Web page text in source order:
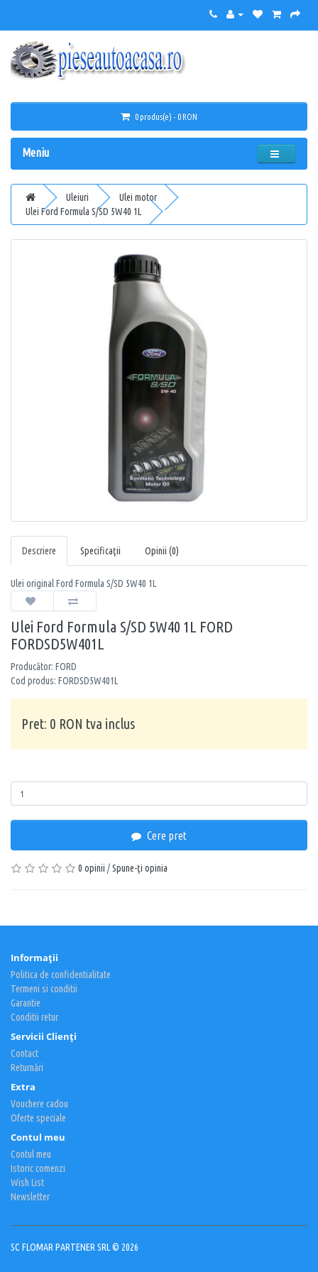
0 produs(e) - 0 RON
Meniu
Uleiuri
Ulei motor
Ulei Ford Formula S/SD 5W40 1L
Descriere Specificaţii Opinii (0)
Ulei original Ford Formula S/SD 5W40 1L
Ulei Ford Formula S/SD 5W40 1L FORD
FORDSD5W401L
Producător: FORD
Cod produs: FORDSD5W401L
Pret: 0 RON tva inclus
Cere pret
0 opinii /Spune-ţi opinia
Informaţii
Politica de confidentialitate
Termeni si conditii
Garantie
Conditii retur
Servicii Clienţi
Contact
Returnări
Extra
Vouchere cadou
Oferte speciale
Contul meu
Contul meu
Istoric comenzi
Wish List
Newsletter
SC FLOMAR PARTENER SRL © 2026